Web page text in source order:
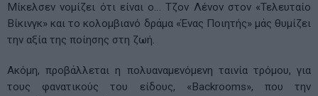
Μίκελσεν νομίζει ότι είναι ο… Τζον Λένον στον «Τελευταίο
Βίκινγκ» και το κολομβιανό δράμα «Ένας Ποιητής» μάς θυμίζει
την αξία της ποίησης στη ζωή.
Ακόμη, προβάλλεται η πολυαναμενόμενη ταινία τρόμου, για
τους φανατικούς του είδους, «Backrooms», που την